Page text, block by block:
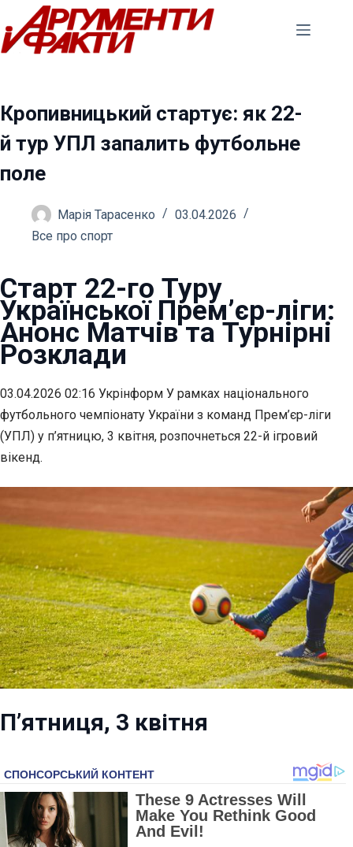
Перейти
до
вмісту
Кропивницький стартує: як 22-
й тур УПЛ запалить футбольне
поле
Марія Тарасенко
03.04.2026
Все про спорт
Старт 22-го Туру
Української Прем’єр-ліги:
Анонс Матчів та Турнірні
Розклади
03.04.2026 02:16 Укрінформ У рамках національного
футбольного чемпіонату України з команд Прем’єр-ліги
(УПЛ) у п’ятницю, 3 квітня, розпочнеться 22-й ігровий
вікенд.
П’ятниця, 3 квітня